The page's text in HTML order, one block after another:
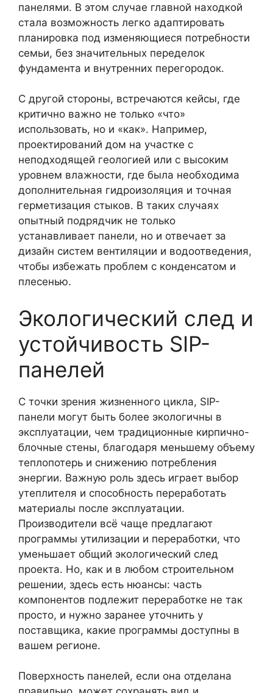
панелями. В этом случае главной находкой
стала возможность легко адаптировать
планировка под изменяющиеся потребности
семьи, без значительных переделок
фундамента и внутренних перегородок.
С другой стороны, встречаются кейсы, где
критично важно не только «что»
использовать, но и «как». Например,
проектирований дом на участке с
неподходящей геологией или с высоким
уровнем влажности, где была необходима
дополнительная гидроизоляция и точная
герметизация стыков. В таких случаях
опытный подрядчик не только
устанавливает панели, но и отвечает за
дизайн систем вентиляции и водоотведения,
чтобы избежать проблем с конденсатом и
плесенью.
Экологический след и
устойчивость SIP-
панелей
С точки зрения жизненного цикла, SIP-
панели могут быть более экологичны в
эксплуатации, чем традиционные кирпично-
блочные стены, благодаря меньшему объему
теплопотерь и снижению потребления
энергии. Важную роль здесь играет выбор
утеплителя и способность переработать
материалы после эксплуатации.
Производители всё чаще предлагают
программы утилизации и переработки, что
уменьшает общий экологический след
проекта. Но, как и в любом строительном
решении, здесь есть нюансы: часть
компонентов подлежит переработке не так
просто, и нужно заранее уточнить у
поставщика, какие программы доступны в
вашем регионе.
Поверхность панелей, если она отделана